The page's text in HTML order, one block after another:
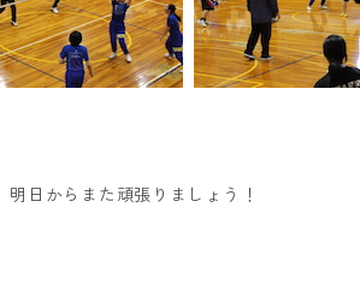
日からまた頑張りましょう！